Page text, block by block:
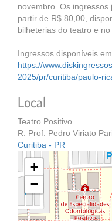
novembro. Os
partir de R$ 80,00,
bilheterias do teatro e no
Ingressos disponíveis em
https://
2025/pr/curitiba/paulo-
Local
Teatro Positivo
R. Prof. Pedro Viriato
Curitiba - PR
+
−